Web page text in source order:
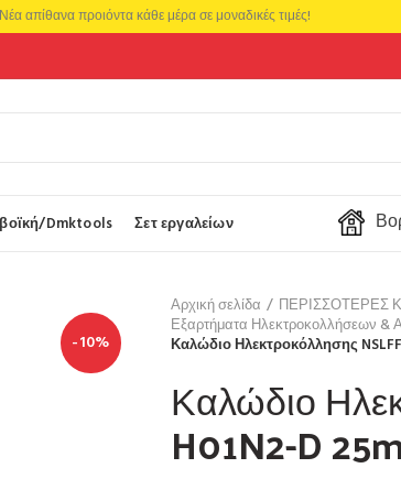
Dmktools Σετ εργαλείων
-10%
Αρχική σελίδα
ΠΕΡΙΣΣΟΤΕΡΕΣ
Εξαρτήματα Ηλεκτροκολλήσεων &
Καλώδιο Ηλεκτροκόλλησης
Καλώδιο
H01N2-D
Νέα απίθανα προιόντα κάθε μέρα σε μοναδικές τιμές!